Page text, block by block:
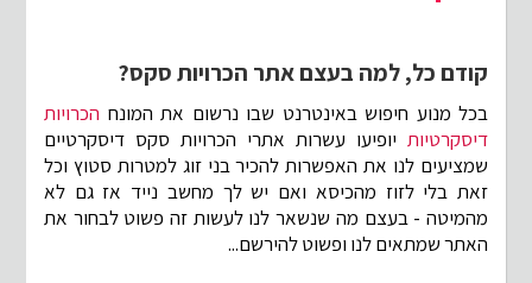
קודם כל, למה בעצם אתר הכרויות סקס?
בכל מנוע חיפוש באינטרנט שבו נרשום את המונח הכרויות
דיסקרטיות יופיעו עשרות אתרי הכרויות סקס דיסקרטיים
שמציעים לנו את האפשרות להכיר בני זוג למטרות סטוץ וכל
זאת בלי לזוז מהכיסא ואם יש לך מחשב נייד אז גם לא
מהמיטה - בעצם מה שנשאר לנו לעשות זה פשוט לבחור את
האתר שמתאים לנו ופשוט להירשם...